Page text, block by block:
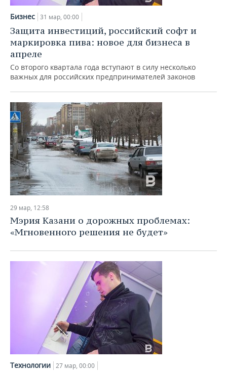
Бизнес 31 мар, 00:00
Защита инвестиций, российский софт и
маркировка пива: новое для бизнеса в
апреле
Со второго квартала года вступают в силу несколько
важных для российских предпринимателей законов
29 мар, 12:58
Мэрия Казани о дорожных проблемах:
«Мгновенного решения не будет»
Технологии 27 мар, 00:00